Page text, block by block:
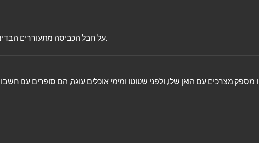
על חבל הכביסה מתעוררים הבדים לחיים ואנו פוגשים, חיות צבעוניות משחקות וצוחקות.